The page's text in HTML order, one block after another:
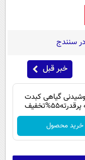
خبر قبل
گیاهی کبدت
خرید محصول